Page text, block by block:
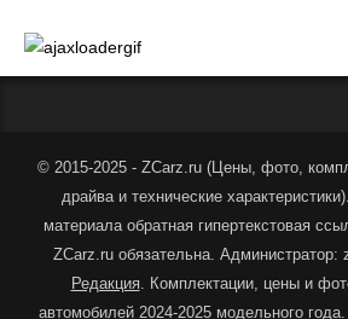
© 2015-2025 - ZCarz.ru (Цены, фото,
драйва и технические характеристики).
материала обратная гипертекстовая
ZCarz.ru обязательна. Администратор:
Редакция. Комплектации, цены и
автомобилей 2024-2025 модельного